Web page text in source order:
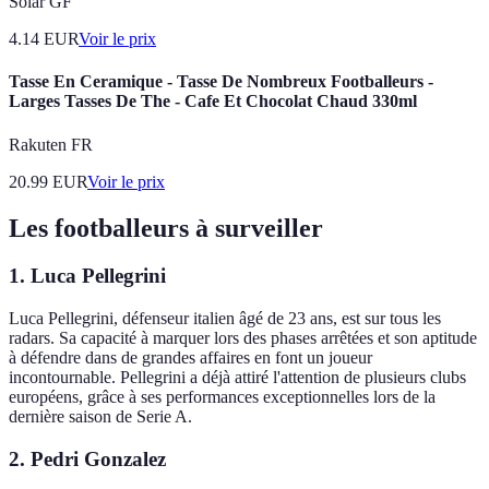
4.14 EURVoir le prix
Tasse En Ceramique - Tasse De Nombreux Footballeurs -
Larges Tasses De The - Cafe Et Chocolat Chaud 330ml
Rakuten FR
20.99 EURVoir le prix
Les footballeurs à surveiller
1. Luca Pellegrini
Luca Pellegrini, défenseur italien âgé de 23 ans, est sur tous les
radars. Sa capacité à marquer lors des phases arrêtées et son aptitude
à défendre dans de grandes affaires en font un joueur
incontournable. Pellegrini a déjà attiré l'attention de plusieurs clubs
européens, grâce à ses performances exceptionnelles lors de la
dernière saison de Serie A.
2. Pedri Gonzalez